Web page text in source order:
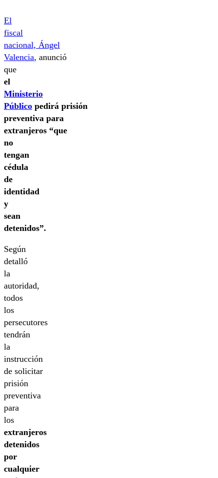
El
fiscal
nacional, Ángel
Valencia, anunció
que
el
Ministerio
Público pedirá prisión
preventiva para
extranjeros “que
no
tengan
cédula
de
identidad
y
sean
detenidos”.
Según
detalló
la
autoridad,
todos
los
persecutores
tendrán
la
instrucción
de solicitar
prisión
preventiva
para
los
extranjeros
detenidos
por
cualquier